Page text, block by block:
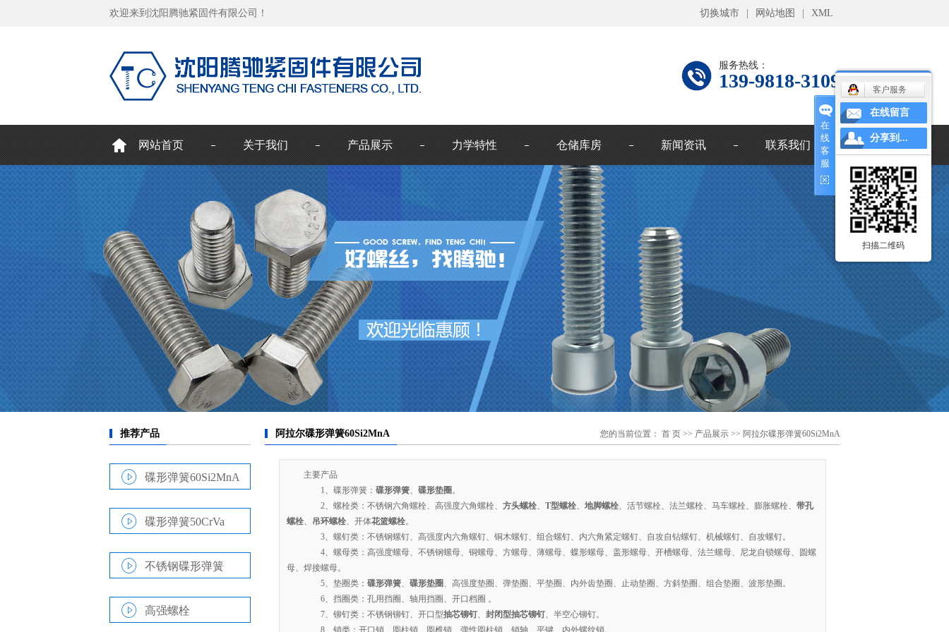
欢迎来到沈阳腾驰紧固件有限公司！ 切换城市 网站地图 XML
服务热线：
139-9818-3109
网站首页 关于我们 产品展示 力学特性 仓储库房 新闻资讯 联系我们
碟形弹簧60Si2MnA
碟形弹簧50CrVa
不锈钢碟形弹簧
高强螺栓
您的当前位置： 首 页>> 产品展示>> 阿拉尔碟形弹簧60Si2MnA
主要产品
1、碟形弹簧： 碟形弹簧、 碟形垫圈 。
2、螺栓类：不锈钢六角螺栓、高强度六角螺栓、 方头螺栓、 T型螺栓、 地脚螺栓、活节螺栓、法兰螺栓、马车螺栓、膨胀螺栓、 带孔
螺栓、 吊环螺栓、开体花篮螺栓。
3、螺钉类：不锈钢螺钉、高强度内六角螺钉、铜木螺钉、组合螺钉、内六角紧定螺钉、自攻自钻螺钉、机械螺钉、自攻螺钉。
4、螺母类：高强度螺母、不锈钢螺母、铜螺母、方螺母、薄螺母、蝶形螺母、盖形螺母、开槽螺母、法兰螺母、尼龙自锁螺母、圆螺
母、焊接螺母。
5、垫圈类： 碟形弹簧、 碟形垫圈 、高强度垫圈、弹垫圈、平垫圈、内外齿垫圈、止动垫圈、方斜垫圈、组合垫圈、波形垫圈。
6、挡圈类：孔用挡圈、轴用挡圈、开口档圈 。
7、铆钉类：不锈钢铆钉、开口型抽芯铆钉、 封闭型抽芯铆钉、半空心铆钉。
8、销类：开口销、圆柱销、圆椎销、弹性圆柱销、销轴、平键、内外螺纹销。
在
线
客
服
客户服务
在线留言
分享到...